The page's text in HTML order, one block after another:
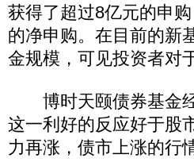
获得了超过8亿元的申
的净申购。在目前的新
金规模，可见投资者对
博时天颐债券基金经
这一利好的反应好于股
力再涨，债市上涨的行